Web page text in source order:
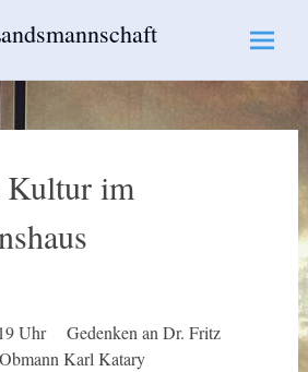
Kultur im
Gedenken an Dr. Fritz
Karl Katary